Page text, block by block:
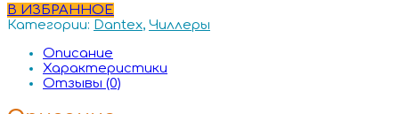
В ИЗБРАННОЕ
Категории: Dantex, Чиллеры
Описание
Характеристики
Отзывы (0)